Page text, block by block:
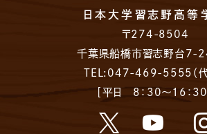
日本大学習志野高等
〒274-8504
千葉県船橋市習志野台7-
TEL:047-469-5555（
［平日 8：30～16：30